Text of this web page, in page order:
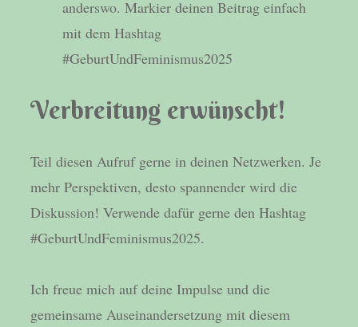
anderswo. Markier deinen Beitrag einfach
mit dem Hashtag
#GeburtUndFeminismus2025
Verbreitung erwünscht!
Teil diesen Aufruf gerne in deinen Netzwerken. Je
mehr Perspektiven, desto spannender wird die
Diskussion! Verwende dafür gerne den Hashtag
#GeburtUndFeminismus2025.
Ich freue mich auf deine Impulse und die
gemeinsame Auseinandersetzung mit diesem